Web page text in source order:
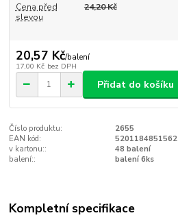
Cena před
slevou
24,20 Kč
20,57 Kč/balení
17,00 Kč bez DPH
Přidat do košíku
Číslo produktu:
2655
EAN kód:
5201184851562
v kartonu::
48 balení
balení::
balení 6ks
Kompletní specifikace